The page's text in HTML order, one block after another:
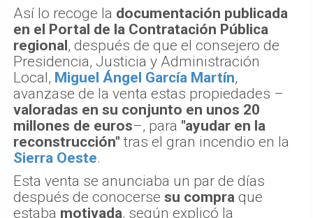
Así lo recoge la documentación publicada
en el Portal de la Contratación Pública
regional, después de que el consejero de
Presidencia, Justicia y Administración
Local, Miguel Ángel García Martín,
avanzase de la venta estas propiedades –
valoradas en su conjunto en unos 20
millones de euros–, para "ayudar en la
reconstrucción" tras el gran incendio en la
Sierra Oeste.
Esta venta se anunciaba un par de días
después de conocerse su compra que
estaba motivada, según explicó la